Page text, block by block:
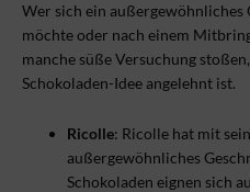
Wer sich ein außergewöhnliches
möchte oder nach einem
manche süße Versuchung
Schokoladen-Idee angelehnt ist.
Ricolle: Ricolle hat mit
außergewöhnliches
Schokoladen eignen sich